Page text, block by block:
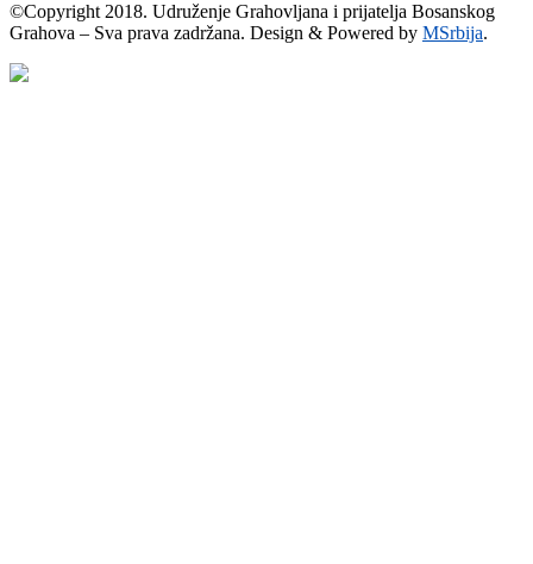
©Copyright 2018. Udruženje Grahovljana i prijatelja Bosanskog
Grahova – Sva prava zadržana. Design & Powered by MSrbija.